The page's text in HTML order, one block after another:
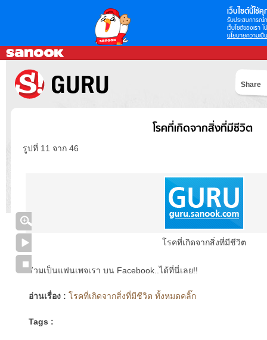
เว็บไซต์นี้ใช้คุ
รับประสบการณ์
เว็บไซต์ของเรา
นโยบายความเป็
Share
โรคที่เกิดจากสิ่งที่มีชีวิต
รูปที่ 11 จาก 46
โรคที่เกิดจากสิ่งที่มีชีวิต
ร่วมเป็นแฟนเพจเรา บน Facebook..ได้ที่นี่เลย!!
อ่านเรื่อง : โรคที่เกิดจากสิ่งที่มีชีวิต ทั้งหมดคลิ๊ก
Tags :